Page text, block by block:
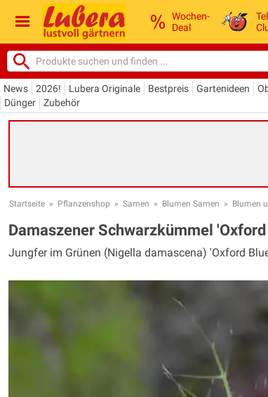
Wochen-
Deal
News 2026! Lubera Originale Bestpreis Gartenideen
Dünger
Zubehör
Startseite » Pflanzenshop » Samen » Blumen Samen » Blumen
Damaszener Schwarzkümmel 'Oxford
Jungfer im Grünen (Nigella damascena) 'Oxford